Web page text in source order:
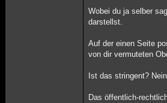
Wobei du ja selber
darstellst.
Auf der einen Seite
von dir vermuteten
Ist das stringent?
Das öffentlich-